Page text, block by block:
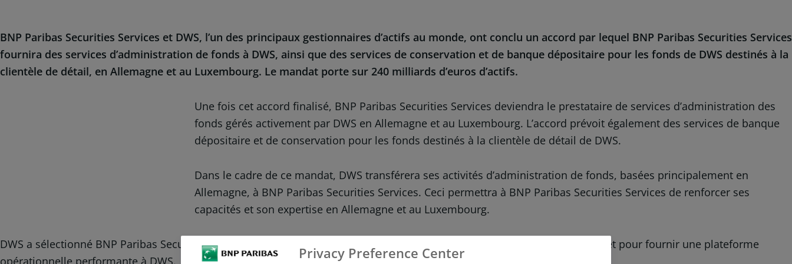
BNP Paribas Securities Services et DWS, l’un des principaux gestionnaires d’actifs au monde, ont conclu un accord par lequel BNP Paribas Securities Services
fournira des services d’administration de fonds à DWS, ainsi que des services de conservation et de banque dépositaire pour les fonds de DWS destinés à la
clientèle de détail, en Allemagne et au Luxembourg. Le mandat porte sur 240 milliards d’euros d’actifs.
Une fois cet accord finalisé, BNP Paribas Securities Services deviendra le prestataire de services d’administration des
fonds gérés activement par DWS en Allemagne et au Luxembourg. L’accord prévoit également des services de banque
dépositaire et de conservation pour les fonds destinés à la clientèle de détail de DWS.
Dans le cadre de ce mandat, DWS transférera ses activités d’administration de fonds, basées principalement en
Allemagne, à BNP Paribas Securities Services. Ceci permettra à BNP Paribas Securities Services de renforcer ses
capacités et son expertise en Allemagne et au Luxembourg.
DWS a sélectionné BNP Paribas Securities Services pour son expertise multi-locale, son approche digitale du métier titres et pour fournir une plateforme
opérationnelle performante à DWS.
Privacy Preference Center